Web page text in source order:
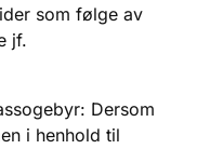
som følge av
jf.
Dersom
i henhold til